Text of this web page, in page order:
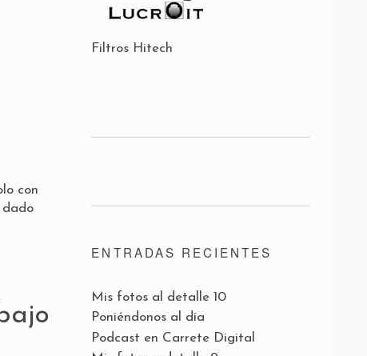
con
dado
Filtros Hitech
ENTRADAS RECIENTES
Mis fotos al detalle 10
Poniéndonos al día
Podcast en Carrete Digital